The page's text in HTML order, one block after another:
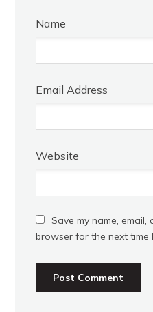
Name
Email Address
Website
Save my name,
browser for the next time